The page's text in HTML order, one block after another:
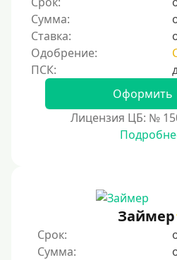
ответственное финансовое
восстановить доверие
Для погашения других
До зарплаты
Для бизнеса
По военному билету
Сумма:
Ставка:
Одобрение:
Оформить
Лицензия ЦБ: №
Займер
Срок:
Сумма: